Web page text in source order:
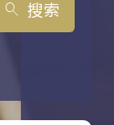
search 搜索